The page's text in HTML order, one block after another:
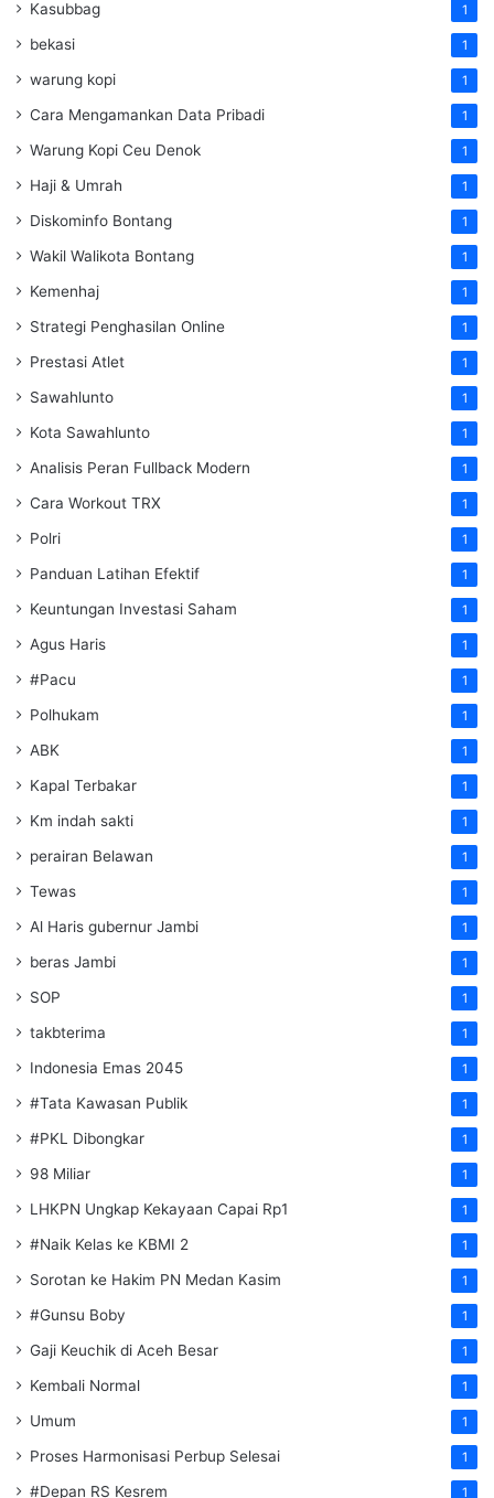
Kasubbag 1
bekasi 1
warung kopi 1
Cara Mengamankan Data Pribadi 1
Warung Kopi Ceu Denok 1
Haji & Umrah 1
Diskominfo Bontang 1
Wakil Walikota Bontang 1
Kemenhaj 1
Strategi Penghasilan Online 1
Prestasi Atlet 1
Sawahlunto 1
Kota Sawahlunto 1
Analisis Peran Fullback Modern 1
Cara Workout TRX 1
Polri 1
Panduan Latihan Efektif 1
Keuntungan Investasi Saham 1
Agus Haris 1
#Pacu 1
Polhukam 1
ABK 1
Kapal Terbakar 1
Km indah sakti 1
perairan Belawan 1
Tewas 1
Al Haris gubernur Jambi 1
beras Jambi 1
SOP 1
takbterima 1
Indonesia Emas 2045 1
#Tata Kawasan Publik 1
#PKL Dibongkar 1
98 Miliar 1
LHKPN Ungkap Kekayaan Capai Rp1 1
#Naik Kelas ke KBMI 2 1
Sorotan ke Hakim PN Medan Kasim 1
#Gunsu Boby 1
Gaji Keuchik di Aceh Besar 1
Kembali Normal 1
Umum 1
Proses Harmonisasi Perbup Selesai 1
#Depan RS Kesrem 1